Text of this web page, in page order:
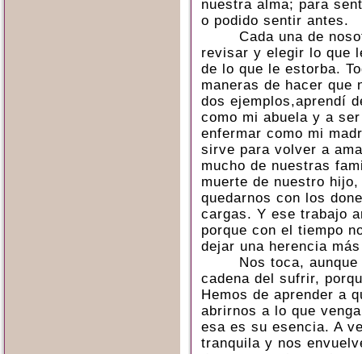
nuestra alma; para
o podido sentir antes.
Cada una de
revisar y elegir lo que
de lo que le estorba.
maneras de hacer que
dos ejemplos,aprendí
como mi abuela y a
enfermar como mi
sirve para volver a
mucho de nuestras
muerte de nuestro
quedarnos con los
cargas. Y ese trabajo
porque con el tiempo
dejar una herencia
Nos toca,
cadena del sufrir,
Hemos de aprender a
abrirnos a lo que
esa es su esencia. A
tranquila y nos